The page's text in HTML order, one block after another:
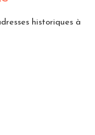
historiques à